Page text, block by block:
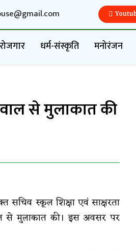
रोजगार धर्म-संस्कृति मनोरंजन
से मुलाकात की
सचिव स्कूल शिक्षा एवं साक्षरता
से मुलाकात की। इस अवसर पर